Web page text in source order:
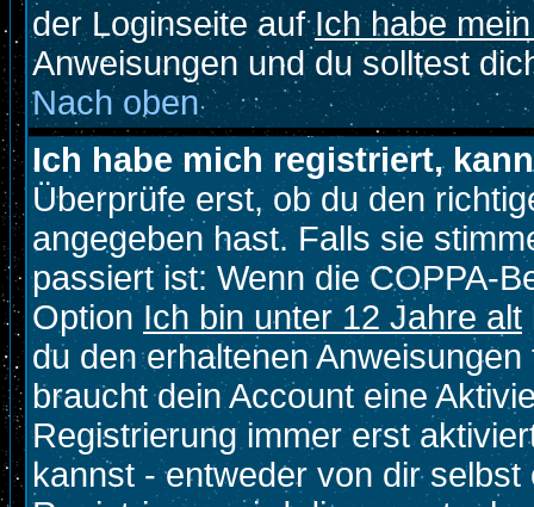
der Loginseite aufIch habe
Anweisungen und du solltest
Nach oben
Ich habe mich registriert,
Überprüfe erst, ob du den
angegeben hast. Falls sie
passiert ist: Wenn die COPPA-
OptionIch bin unter 12 Jahre alt
du den erhaltenen
braucht dein Account eine
Registrierung immer erst
kannst - entweder von dir